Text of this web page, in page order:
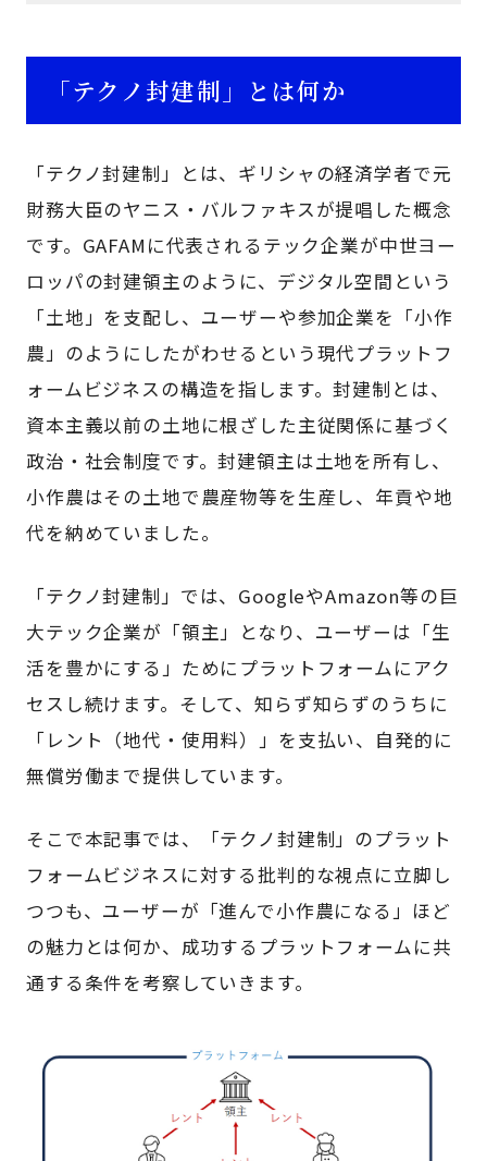
「テクノ封建制」とは何か
「テクノ封建制」とは、ギリシャの経済学者で元
財務大臣のヤニス・バルファキスが提唱した概念
です。GAFAMに代表されるテック企業が中世ヨー
ロッパの封建領主のように、デジタル空間という
「土地」を支配し、ユーザーや参加企業を「小作
農」のようにしたがわせるという現代プラットフ
ォームビジネスの構造を指します。封建制とは、
資本主義以前の土地に根ざした主従関係に基づく
政治・社会制度です。封建領主は土地を所有し、
小作農はその土地で農産物等を生産し、年貢や地
代を納めていました。
「テクノ封建制」では、GoogleやAmazon等の巨
大テック企業が「領主」となり、ユーザーは「生
活を豊かにする」ためにプラットフォームにアク
セスし続けます。そして、知らず知らずのうちに
「レント（地代・使用料）」を支払い、自発的に
無償労働まで提供しています。
そこで本記事では、「テクノ封建制」のプラット
フォームビジネスに対する批判的な視点に立脚し
つつも、ユーザーが「進んで小作農になる」ほど
の魅力とは何か、成功するプラットフォームに共
通する条件を考察していきます。